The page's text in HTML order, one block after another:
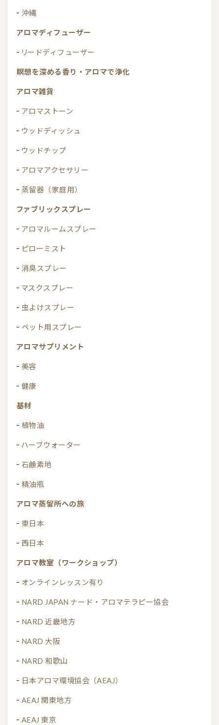
沖縄
アロマディフューザー
リードディフューザー
瞑想を深める香り・アロマで浄化
アロマ雑貨
アロマストーン
ウッドディッシュ
ウッドチップ
アロマアクセサリー
蒸留器（家庭用）
ファブリックスプレー
アロマルームスプレー
ピローミスト
消臭スプレー
マスクスプレー
虫よけスプレー
ペット用スプレー
アロマサプリメント
美容
健康
基材
植物油
ハーブウォーター
石鹸素地
精油瓶
アロマ蒸留所への旅
東日本
西日本
アロマ教室（ワークショップ）
オンラインレッスン有り
NARD JAPAN ナード・アロマテラピー協会
NARD 近畿地方
NARD 大阪
NARD 和歌山
日本アロマ環境協会（AEAJ）
AEAJ 関東地方
AEAJ 東京